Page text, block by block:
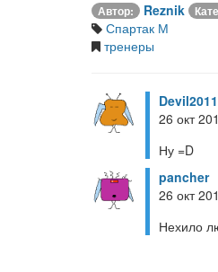
Автор: Reznik
Спартак М
тренеры
Devil2011
26 окт
Ну =D
pancher
26 окт
Нехило